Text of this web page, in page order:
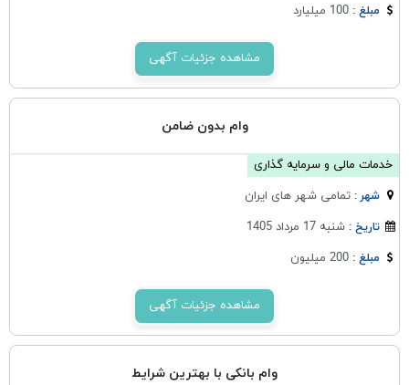
مبلغ :100 میلیارد
مشاهده جزئیات آگهی
وام بدون ضامن
خدمات مالی و سرمایه گذاری
شهر :تمامی شهر های ایران
تاریخ :شنبه 17 مرداد 1405
مبلغ :200 میلیون
مشاهده جزئیات آگهی
وام بانکی با بهترین شرایط